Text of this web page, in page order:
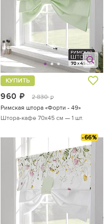
960 руб.
2 830 руб.
КУПИТЬ
Римская штора «Форти - 49»
Штора-кафе 70х45 см — 1 шт.
-66%